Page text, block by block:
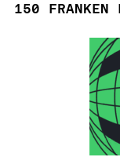
150 FRANKEN